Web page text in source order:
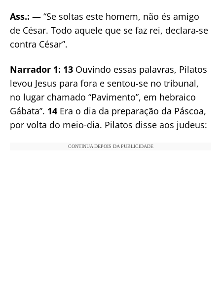
Ass.: — “Se soltas este homem, não és amigo
de César. Todo aquele que se faz rei, declara-se
contra César”.
Narrador 1: 13 Ouvindo essas palavras, Pilatos
levou Jesus para fora e sentou-se no tribunal,
no lugar chamado “Pavimento”, em hebraico
Gábata”. 14 Era o dia da preparação da Páscoa,
por volta do meio-dia. Pilatos disse aos judeus:
CONTINUA DEPOIS DA PUBLICIDADE